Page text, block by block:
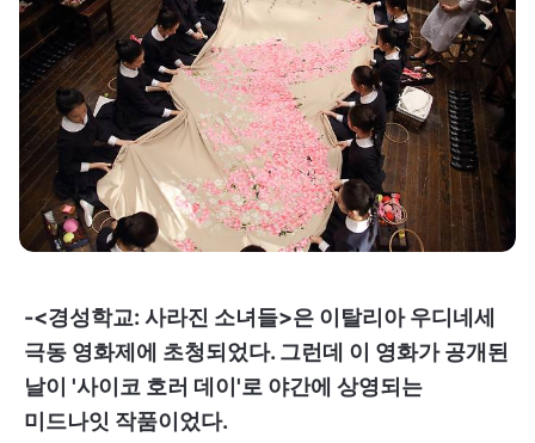
-<경성학교: 사라진 소녀들>은 이탈리아 우디네세
극동 영화제에 초청되었다. 그런데 이 영화가 공개된
날이 '사이코 호러 데이'로 야간에 상영되는
미드나잇 작품이었다.